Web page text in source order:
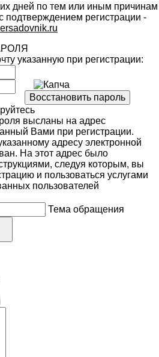
дней по тем или иным причинам
подтверждением регистрации -
указанную при регистрации:
высланы на адрес
Вами при регистрации.
адресу электронной
На этот адрес было
следуя которым, вы
и пользоваться услугами
пользователей
Тема обращения